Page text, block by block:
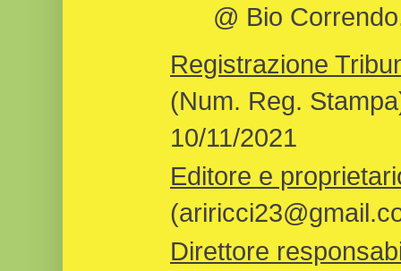
@ Bio
Registrazione
(Num. Reg.
10/11/2021
Editore e
Direttore